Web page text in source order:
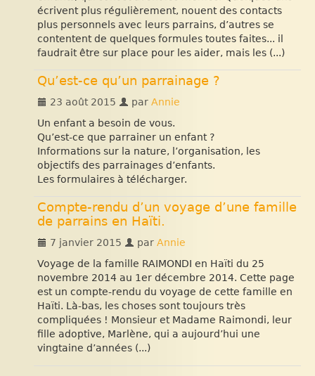
écrivent plus régulièrement, nouent des contacts
plus personnels avec leurs parrains, d’autres se
contentent de quelques formules toutes faites... il
faudrait être sur place pour les aider, mais les (...)
Qu’est-ce qu’un parrainage ?
23 août 2015 par Annie
Un enfant a besoin de vous.
Qu’est-ce que parrainer un enfant ?
Informations sur la nature, l’organisation, les
objectifs des parrainages d’enfants.
Les formulaires à télécharger.
Compte-rendu d’un voyage d’une famille
de parrains en Haïti.
7 janvier 2015 par Annie
Voyage de la famille RAIMONDI en Haïti du 25
novembre 2014 au 1er décembre 2014. Cette page
est un compte-rendu du voyage de cette famille en
Haïti. Là-bas, les choses sont toujours très
compliquées ! Monsieur et Madame Raimondi, leur
fille adoptive, Marlène, qui a aujourd’hui une
vingtaine d’années (...)